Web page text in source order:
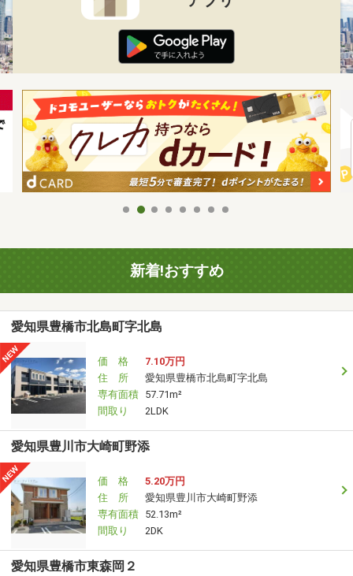
新着!おすすめ
愛知県豊橋市北島町字北島
価 格
7.10万円
住 所
愛知県豊橋市北島町字北島
専有面積 57.71m²
間取り
2LDK
愛知県豊川市大崎町野添
価 格
5.20万円
住 所
愛知県豊川市大崎町野添
専有面積 52.13m²
間取り
2DK
愛知県豊橋市東森岡２